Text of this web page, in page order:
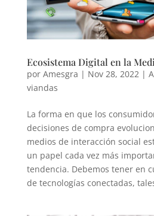
Ecosistema Digital en la
por Amesgra | Nov 28, 2022|
viandas
La forma en que los
decisiones de compra
medios de interacción social
un papel cada vez más
tendencia. Debemos tener en
de tecnologías conectadas,